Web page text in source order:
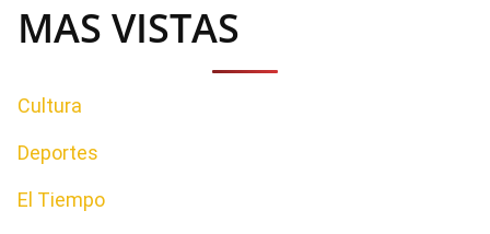
MAS VISTAS
Cultura
Deportes
El Tiempo